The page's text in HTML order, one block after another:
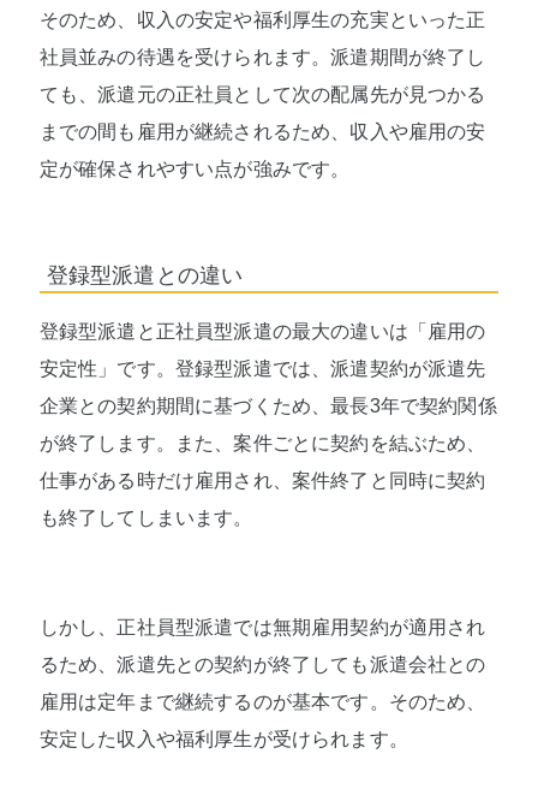
そのため、収入の安定や福利厚生の充実といった正
社員並みの待遇を受けられます。派遣期間が終了し
ても、派遣元の正社員として次の配属先が見つかる
までの間も雇用が継続されるため、収入や雇用の安
定が確保されやすい点が強みです。
登録型派遣との違い
登録型派遣と正社員型派遣の最大の違いは「雇用の
安定性」です。登録型派遣では、派遣契約が派遣先
企業との契約期間に基づくため、最長3年で契約関係
が終了します。また、案件ごとに契約を結ぶため、
仕事がある時だけ雇用され、案件終了と同時に契約
も終了してしまいます。
しかし、正社員型派遣では無期雇用契約が適用され
るため、派遣先との契約が終了しても派遣会社との
雇用は定年まで継続するのが基本です。そのため、
安定した収入や福利厚生が受けられます。